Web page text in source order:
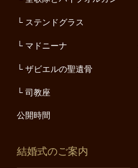
ステンドグラス
マドニーナ
ザビエルの聖遺骨
司教座
公開時間
結婚式のご案内